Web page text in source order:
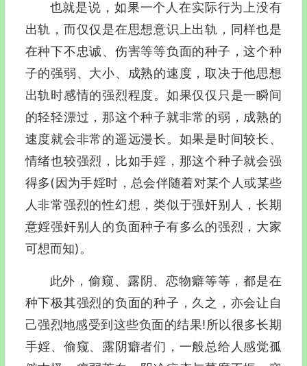
也就是说，如果一个人在实际行为上没有
出轨，而仅仅是在思想意识上出轨，同样也是
在种下不忠诚、伤害等等负面的种子，这个种
子的强弱、大小、成熟的速度，取决于他思想
出轨时感情的强烈程度。如果仅仅只是一瞬间
的轻轻漂过，那这个种子就非常的弱，成熟的
速度就会非常的遥远漫长。如果是时间较长、
情绪也较强烈，比如手婬，那这个种子就会强
得多(因为手婬时，总会伴随着对某个人或某些
人非常强烈的性幻想，类似于强奸别人，长期
意婬强奸别人的负面种子有多么的强烈，大家
可想而知)。
此外，偷窥、露阴、恋物癖等等，都是在
种下极其强烈的负面的种子，久之，亦会让自
己强烈地感受到这些负面的结果!所以很多长期
手婬、偷窥、露阴癖者们，一般总给人感觉孤